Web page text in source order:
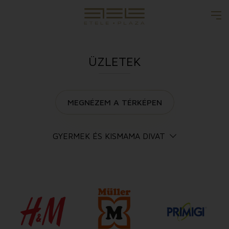
ÜZLETEK
MEGNÉZEM A TÉRKÉPEN
GYERMEK ÉS KISMAMA DIVAT
Gyermek és kismama divat
Fehérnemű